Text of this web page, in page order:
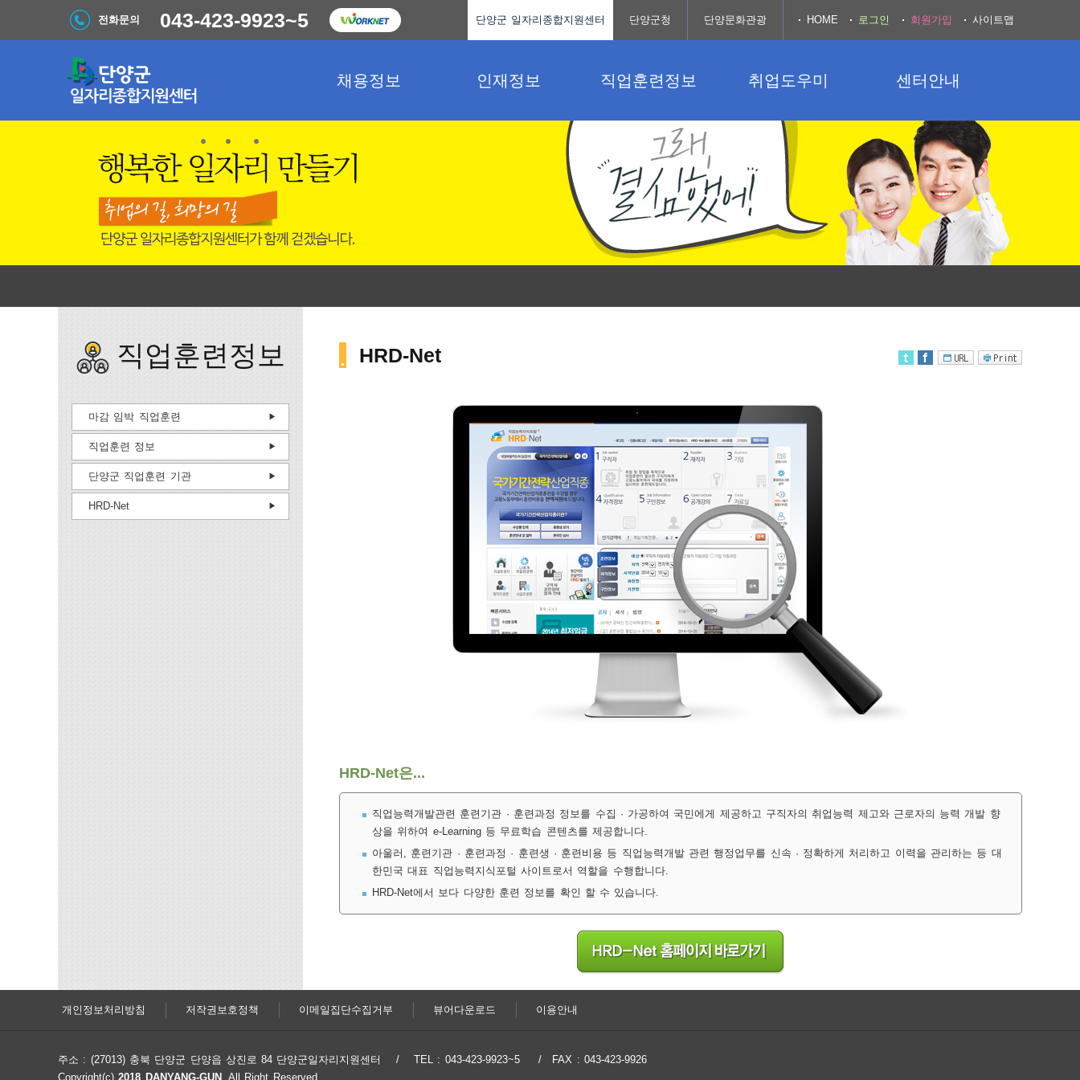
채용정보 인재정보 직업훈련정보 취업도우미 센터안내
전화문의 043-423-9923~5 단양군 일자리종합지원센터 단양군청 단양문화관광 HOME 로그인 회원가입 사이트맵
HRD-Net
HRD-Net은...
직업능력개발관련 훈련기관 · 훈련과정 정보를 수집 · 가공하여 국민에게 제공하고 구직자의 취업능력 제고와 근로자의 능력 개발 향
상을 위하여 e-Learning 등 무료학습 콘텐츠를 제공합니다.
아울러, 훈련기관 · 훈련과정 · 훈련생 · 훈련비용 등 직업능력개발 관련 행정업무를 신속 · 정확하게 처리하고 이력을 관리하는 등 대
한민국 대표 직업능력지식포털 사이트로서 역할을 수행합니다.
HRD-Net에서 보다 다양한 훈련 정보를 확인 할 수 있습니다.
직업훈련정보
마감 임박 직업훈련
직업훈련 정보
단양군 직업훈련 기관
HRD-Net
개인정보처리방침 저작권보호정책 이메일집단수집거부 뷰어다운로드 이용안내
주소 : (27013) 충북 단양군 단양읍 상진로 84 단양군일자리지원센터 TEL : 043-423-9923~5
FAX : 043-423-9926
Copyright(c)2018 DANYANG-GUN . All Right Reserved.